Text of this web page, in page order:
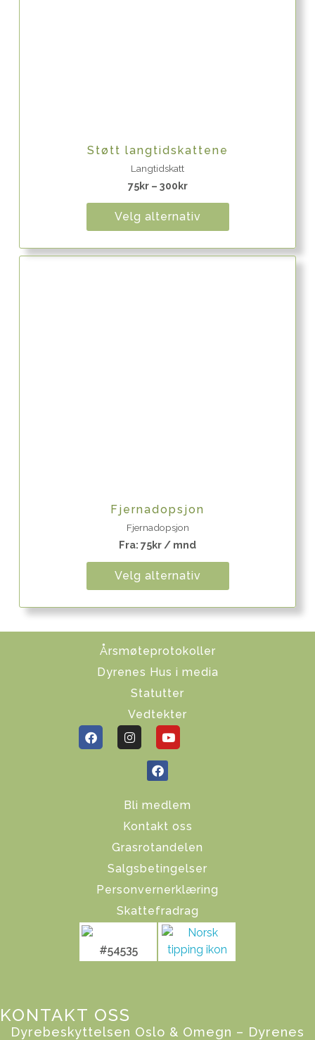
Støtt langtidskattene
Langtidskatt
75kr– 300kr
Velg alternativ
Fjernadopsjon
Fjernadopsjon
Fra: 75kr / mnd
Velg alternativ
Årsmøteprotokoller
Dyrenes Hus i media
Statutter
Vedtekter
Bli medlem
Kontakt oss
Grasrotandelen
Salgsbetingelser
Personvernerklæring
Skattefradrag
#54535
KONTAKT OSS
Dyrebeskyttelsen Oslo & Omegn – Dyrenes